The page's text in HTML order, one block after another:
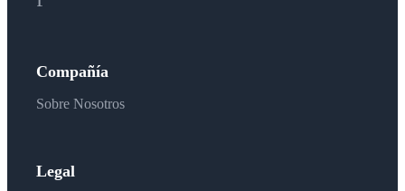
Compañía
Sobre Nosotros
Legal